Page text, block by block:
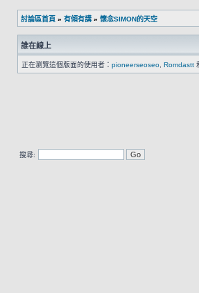
討論區首頁 » 有傾有講 » 懷念SIMON的天空
誰在線上
正在瀏覽這個版面的使用者： pioneerseoseo Romdastt
搜尋: